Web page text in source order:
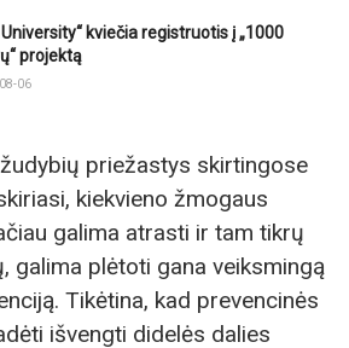
University“ kviečia registruotis į „1000
projektą
06
priežastys skirtingose
kiekvieno žmogaus
galima atrasti ir tam tikrų
galima plėtoti gana veiksmingą
Tikėtina, kad prevencinės
išvengti didelės dalies